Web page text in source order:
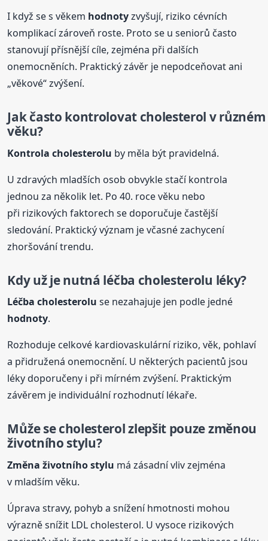
I když se s věkem hodnotyzvyšují, riziko cévních
komplikací zároveň roste. Proto se u seniorů často
stanovují přísnější cíle, zejména při dalších
onemocněních. Praktický závěr je nepodceňovat ani
„věkové“ zvýšení.
Jak často kontrolovat cholesterol v různém
věku?
Kontrola cholesterolu by měla být pravidelná.
U zdravých mladších osob obvykle stačí kontrola
jednou za několik let. Po 40. roce věku nebo
při rizikových faktorech se doporučuje častější
sledování. Praktický význam je včasné zachycení
zhoršování trendu.
Kdy už je nutná léčba cholesterolu léky?
Léčba cholesterolu se nezahajuje jen podle jedné
hodnoty.
Rozhoduje celkové kardiovaskulární riziko, věk, pohlaví
a přidružená onemocnění. U některých pacientů jsou
léky doporučeny i při mírném zvýšení. Praktickým
závěrem je individuální rozhodnutí lékaře.
Může se cholesterol zlepšit pouze změnou
životního stylu?
Změna životního stylu má zásadní vliv zejména
v mladším věku.
Úprava stravy, pohyb a snížení hmotnosti mohou
výrazně snížit LDL cholesterol. U vysoce rizikových